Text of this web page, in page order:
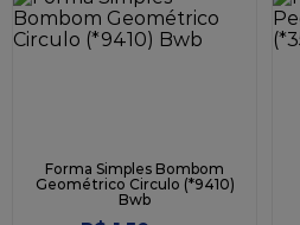
Forma Simples Bombom
Geométrico Circulo (*9410)
Bwb
9 º
caixa kraft
10º chocolate